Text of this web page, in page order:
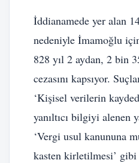
İddianamede yer alan
nedeniyle İmamoğlu
828 yıl 2 aydan, 2 bin
cezasını kapsıyor.
‘Kişisel verilerin
yanıltıcı bilgiyi alenen
‘Vergi usul kanununa
kasten kirletilmesi’ gibi